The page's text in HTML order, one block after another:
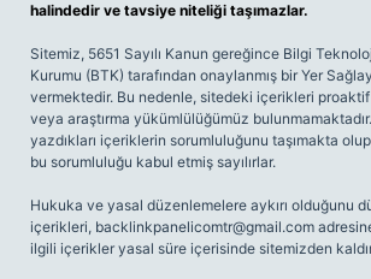
halindedir ve tavsiye niteliği taşımazlar.
Sitemiz, 5651 Sayılı Kanun gereğince Bilgi
Kurumu (BTK) tarafından onaylanmış bir Yer
vermektedir. Bu nedenle, sitedeki içerikleri
veya araştırma yükümlülüğümüz
yazdıkları içeriklerin sorumluluğunu taşımakta
bu sorumluluğu kabul etmiş sayılırlar.
Hukuka ve yasal düzenlemelere aykırı olduğunu
içerikleri, backlinkpanelicomtr@gmail.com
ilgili içerikler yasal süre içerisinde sitemizden